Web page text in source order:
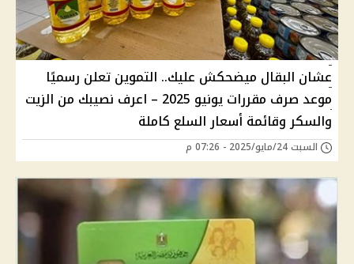
عشان البقال ميضحكش عليك.. التموين تعلن رسميًا
موعد صرف مقررات يونيو 2025 – اعرف نصيبك من الزيت
والسكر وقائمة أسعار السلع كاملة
السبت 24/مايو/2025 - 07:26 م